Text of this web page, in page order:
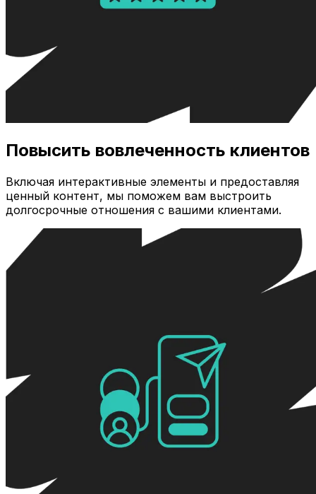
Повысить вовлеченность клиентов
Включая интерактивные элементы и предоставляя
ценный контент, мы поможем вам выстроить
долгосрочные отношения с вашими клиентами.